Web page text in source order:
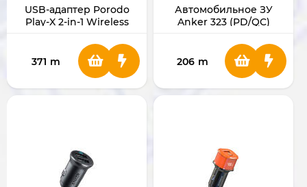
USB-адаптер Porodo
Play-X 2-in-1 Wireless
Adapter PDCRPLYS7BK
371 m
Автомобильное ЗУ
Anker 323 (PD/QC)
206 m